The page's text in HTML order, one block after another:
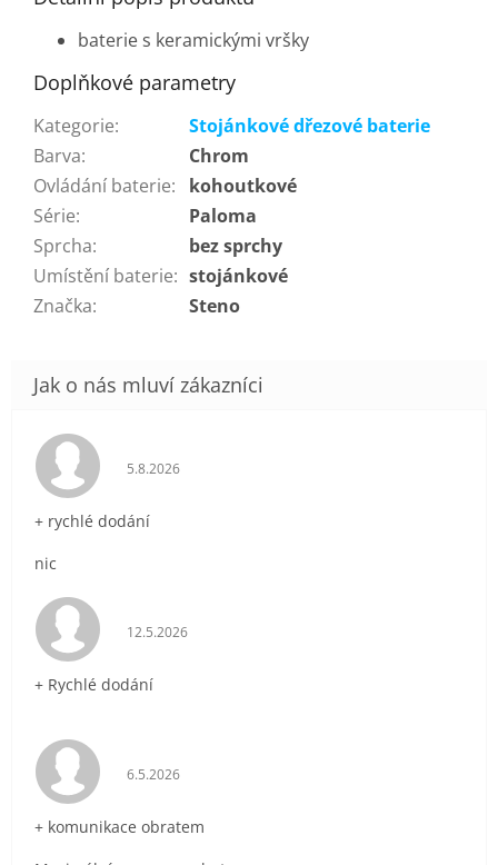
baterie s keramickými vršky
Doplňkové parametry
Kategorie:
Stojánkové dřezové baterie
Barva:
Chrom
Ovládání baterie:
kohoutkové
Série:
Paloma
Sprcha:
bez sprchy
Umístění baterie: stojánkové
Značka: Steno
Hodnocení obchodu je 5 z 5 hvězdiček.
5.8.2026
+ rychlé dodání
nic
Hodnocení obchodu je 5 z 5 hvězdiček.
12.5.2026
+ Rychlé dodání
Hodnocení obchodu je 5 z 5 hvězdiček.
6.5.2026
+ komunikace obratem